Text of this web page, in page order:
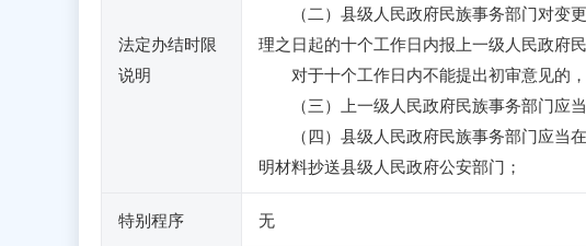
法定办结时限
说明
（二）县级人民政府民族事务部门对变更
理之日起的十个工作日内报上一级人民政府民
对于十个工作日内不能提出初审意见的，
（三）上一级人民政府民族事务部门应当
（四）县级人民政府民族事务部门应当在
明材料抄送县级人民政府公安部门；
特别程序 无